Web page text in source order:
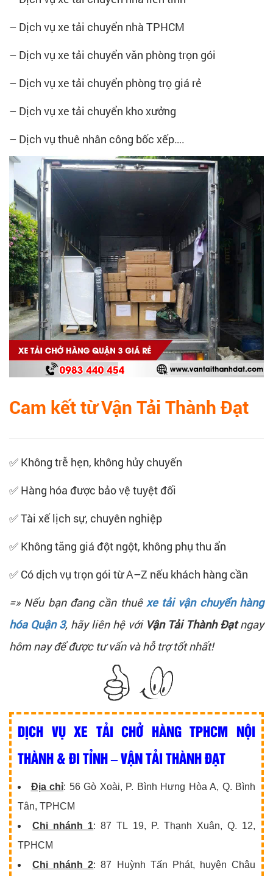
– Dịch vụ xe tải chuyển nhà TPHCM
– Dịch vụ xe tải chuyển văn phòng trọn gói
– Dịch vụ xe tải chuyển phòng trọ giá rẻ
– Dịch vụ xe tải chuyển kho xưởng
– Dịch vụ thuê nhân công bốc xếp….
Cam kết từ Vận Tải Thành Đạt
✅ Không trễ hẹn, không hủy chuyến
✅ Hàng hóa được bảo vệ tuyệt đối
✅ Tài xế lịch sự, chuyên nghiệp
✅ Không tăng giá đột ngột, không phụ thu ẩn
✅ Có dịch vụ trọn gói từ A–Z nếu khách hàng cần
=» Nếu bạn đang cần thuê xe tải vận chuyển hàng
hóa Quận 3, hãy liên hệ với Vận Tải Thành Đạtngay
hôm nay để được tư vấn và hỗ trợ tốt nhất!
DỊCH VỤ XE TẢI CHỞ HÀNG TPHCM NỘI
THÀNH & ĐI TỈNH – VẬN TẢI THÀNH ĐẠT
Địa chỉ: 56 Gò Xoài, P. Bình Hưng Hòa A, Q. Bình
Tân, TPHCM
Chi nhánh 1: 87 TL 19, P. Thạnh Xuân, Q. 12,
TPHCM
Chi nhánh 2: 87 Huỳnh Tấn Phát, huyện Châu